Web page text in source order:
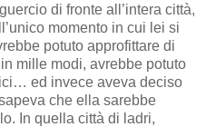
di fronte all’intera città,
momento in cui lei si
potuto approfittare di
mille modi, avrebbe potuto
ed invece aveva deciso
che ella sarebbe
In quella città di ladri,